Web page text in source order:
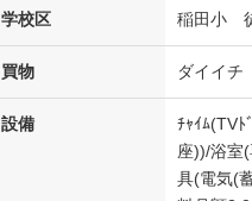
学校区 稲田小
買物 ダイイ
設備
ﾁｬｲﾑ(TV
座))/浴室
具(電気(